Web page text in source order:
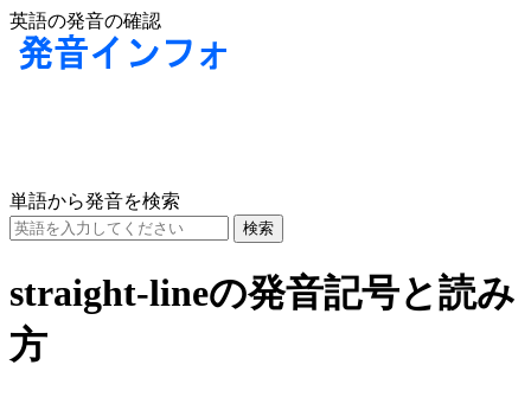
英語の発音の確認
単語から発音を検索
straight-lineの発音記号と読み
方